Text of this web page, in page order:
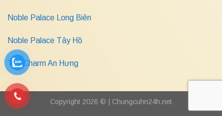
Noble Palace Long Biên
Noble Palace Tây Hồ
The Charm An Hưng
Copyright 2026 © | Chungcuhn24h.net